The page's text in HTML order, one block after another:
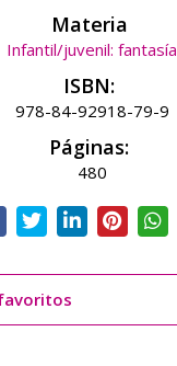
Materia
Infantil/juvenil: fantasía
ISBN:
978-84-92918-79-9
Páginas:
480